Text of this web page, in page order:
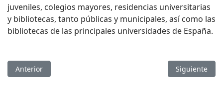
juveniles, colegios mayores, residencias universitarias
y bibliotecas, tanto públicas y municipales, así como las
bibliotecas de las principales universidades de España.
Artículo anterior: Olimpiada en la Biblioteca de La Almudena
Anterior Artículo
Siguiente